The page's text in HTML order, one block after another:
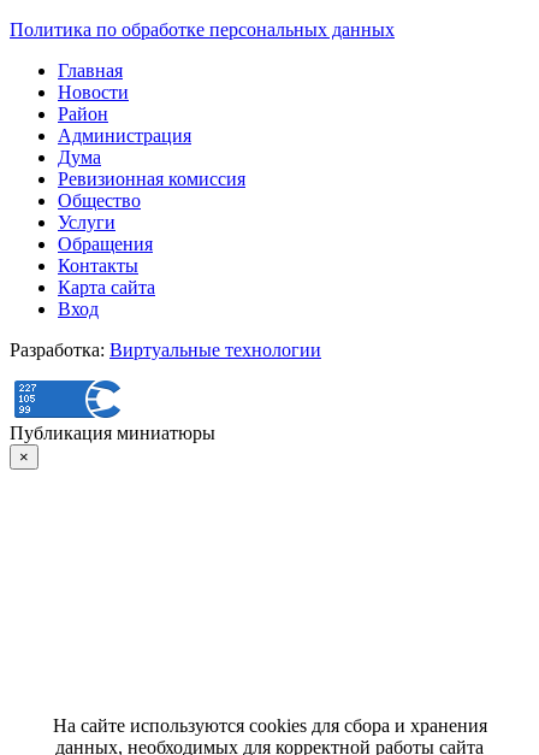
Политика по обработке персональных данных
Главная
Новости
Район
Администрация
Дума
Ревизионная комиссия
Общество
Услуги
Обращения
Контакты
Карта сайта
Вход
Разработка: Виртуальные технологии
Публикация миниатюры
×
На сайте используются cookies для сбора и хранения
данных, необходимых для корректной работы сайта